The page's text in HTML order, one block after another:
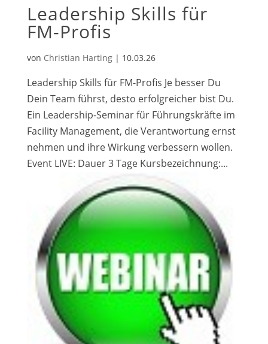
Leadership Skills für
FM-Profis
von Christian Harting| 10.03.26
Leadership Skills für FM-Profis Je besser Du
Dein Team führst, desto erfolgreicher bist Du.
Ein Leadership-Seminar für Führungskräfte im
Facility Management, die Verantwortung ernst
nehmen und ihre Wirkung verbessern wollen.
Event LIVE: Dauer 3 Tage Kursbezeichnung:...